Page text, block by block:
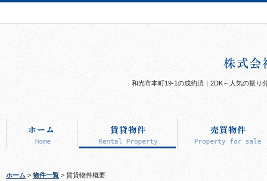
和光市本町19-1の成約済｜2DK～人気の振
ホーム > 物件一覧 > 賃貸物件概要